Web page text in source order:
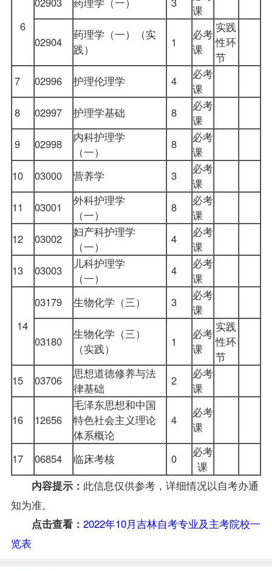
6
课
02904
药理学（一）（实
践）
1
必考
课
实践
性环
节
7
02996 护理伦理学 4
必考
课
8
02997 护理学基础 8
必考
课
9
02998
内科护理学
（一）
8
必考
课
10 03000 营养学 3
必考
课
11 03001 外科护理学
（一）
8
必考
课
12 03002 妇产科护理学
（一）
4
必考
课
13 03003
儿科护理学
（一）
4
必考
课
14
03179 生物化学（三） 3
必考
课
03180
生物化学（三）
（实践）
1
必考
课
实践
性环
节
15 03706
思想道德修养与法
律基础
2
必考
课
16 12656
毛泽东思想和中国
特色社会主义理论
体系概论
4
必考
课
17 06854 临床考核 0
必考
课
内容提示： 此信息仅供参考，详细情况以自考办通
知为准。
点击查看： 2022年10月吉林自考专业及主考院校一
览表